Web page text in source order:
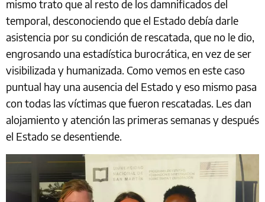
mismo trato que al resto de los damnificados del
temporal, desconociendo que el Estado debía darle
asistencia por su condición de rescatada, que no le dio,
engrosando una estadística burocrática, en vez de ser
visibilizada y humanizada. Como vemos en este caso
puntual hay una ausencia del Estado y eso mismo pasa
con todas las víctimas que fueron rescatadas. Les dan
alojamiento y atención las primeras semanas y después
el Estado se desentiende.